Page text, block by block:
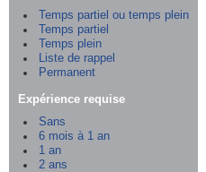
Temps partiel ou temps plein
Temps partiel
Temps plein
Liste de rappel
Permanent
Expérience requise
Sans
6 mois à 1 an
1 an
2 ans